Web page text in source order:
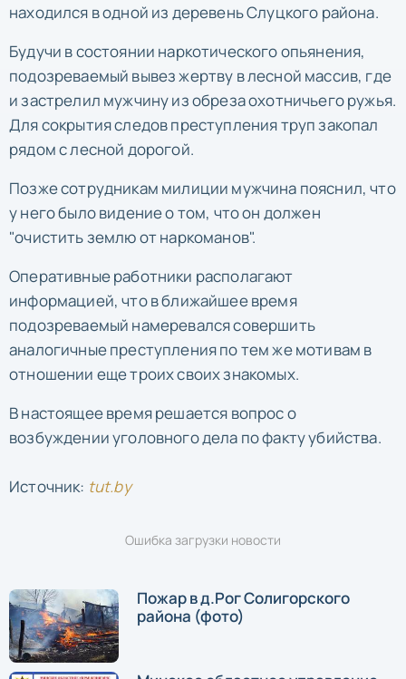
находился в одной из деревень Слуцкого района.
Будучи в состоянии наркотического опьянения,
подозреваемый вывез жертву в лесной массив, где
и застрелил мужчину из обреза охотничьего ружья.
Для сокрытия следов преступления труп закопал
рядом с лесной дорогой.
Позже сотрудникам милиции мужчина пояснил, что
у него было видение о том, что он должен
"очистить землю от наркоманов".
Оперативные работники располагают
информацией, что в ближайшее время
подозреваемый намеревался совершить
аналогичные преступления по тем же мотивам в
отношении еще троих своих знакомых.
В настоящее время решается вопрос о
возбуждении уголовного дела по факту убийства.
Источник: tut.by
Ошибка загрузки новости
Пожар в д.Рог Солигорского
района (фото)